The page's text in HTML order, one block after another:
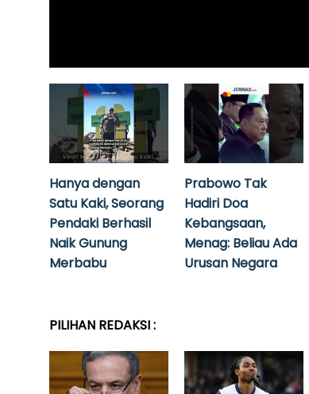
Hanya dengan
Satu Kaki, Seorang
Pendaki Berhasil
Naik Gunung
Merbabu
Prabowo Tak
Hadiri Doa
Kebangsaan,
Menag: Beliau Ada
Urusan Negara
PILIHAN REDAKSI :